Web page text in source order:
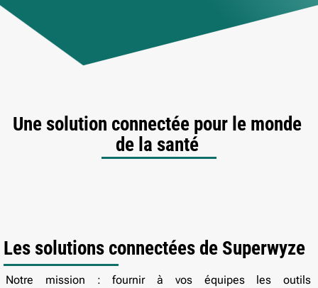
Une solution connectée pour le monde
de la santé
Les solutions connectées de Superwyze
Notre mission : fournir à vos équipes les outils